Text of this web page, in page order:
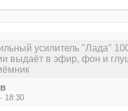
усилитель "Лада"
выдаёт в эфир, фон и
18:30